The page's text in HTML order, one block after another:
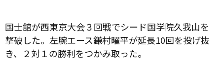
国士舘が西東京大会３回戦でシード国学院久我山を
撃破した。左腕エース鎌村曜平が延長10回を投げ抜
き、２対１の勝利をつかみ取った。